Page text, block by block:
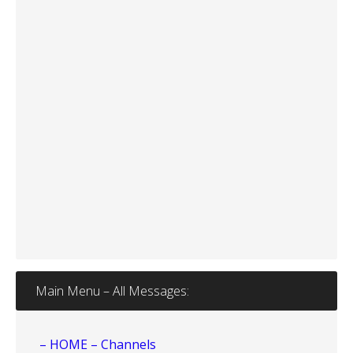
Main Menu – All Messages:
– HOME – Channels